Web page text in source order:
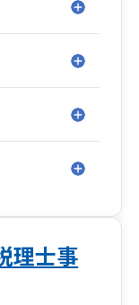
のご訪問、
ご都合に合
り取りはメ
した各種許
も経験がござ
理士事